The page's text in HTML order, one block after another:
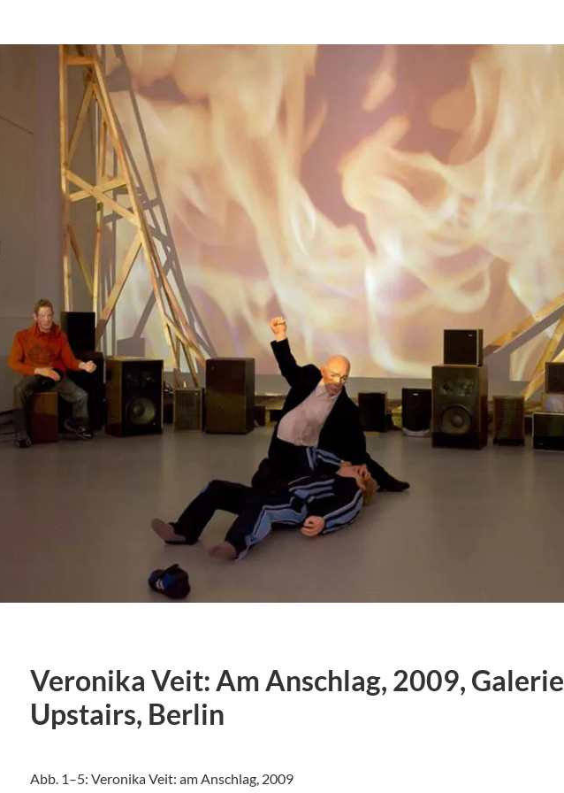
Veronika Veit: Am Anschlag, 2009, Galerie
Upstairs, Berlin
Abb. 1–5: Veronika Veit: am Anschlag, 2009